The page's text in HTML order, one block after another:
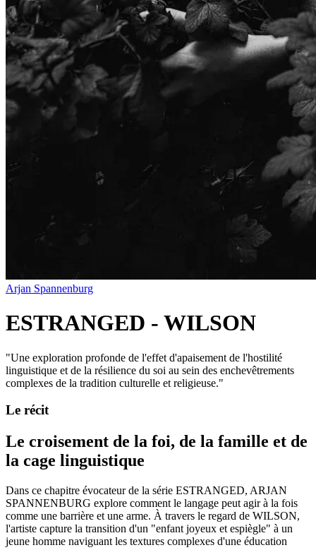
Arjan Spannenburg
ESTRANGED - WILSON
"Une exploration profonde de l'effet d'apaisement de l'hostilité
linguistique et de la résilience du soi au sein des enchevêtrements
complexes de la tradition culturelle et religieuse."
Le récit
Le croisement de la foi, de la famille et de
la cage linguistique
Dans ce chapitre évocateur de la série ESTRANGED, ARJAN
SPANNENBURG explore comment le langage peut agir à la fois
comme une barrière et une arme. À travers le regard de WILSON,
l'artiste capture la transition d'un "enfant joyeux et espiègle" à un
jeune homme naviguant les textures complexes d'une éducation